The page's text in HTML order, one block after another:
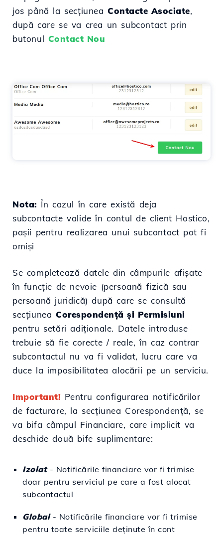
jos până la secțiuneaContacte Asociate,
după care se va crea un subcontact prin
butonul Contact Nou
Nota: În cazul în care există deja
subcontacte valide în contul de client Hostico,
pașii pentru realizarea unui subcontact pot fi
omiși
Se completează datele din câmpurile afișate
în funcție de nevoie (persoană fizică sau
persoană juridică) după care se consultă
secțiunea Corespondență și Permisiuni
pentru setări adiționale. Datele introduse
trebuie să fie corecte / reale, în caz contrar
subcontactul nu va fi validat, lucru care va
duce la imposibilitatea alocării pe un serviciu.
Important! Pentru configurarea notificărilor
de facturare, la secțiunea Corespondență, se
va bifa câmpul Financiare, care implicit va
deschide două bife suplimentare:
Izolat- Notificările financiare vor fi trimise
doar pentru serviciul pe care a fost alocat
subcontactul
Global- Notificările financiare vor fi trimise
pentru toate serviciile deținute în cont